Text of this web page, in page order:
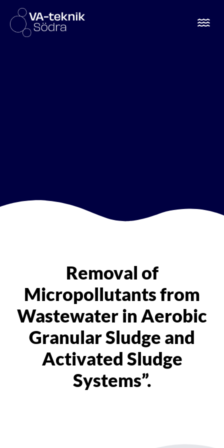
Removal of
Micropollutants from
Wastewater in Aerobic
Granular Sludge and
Activated Sludge
Systems”.